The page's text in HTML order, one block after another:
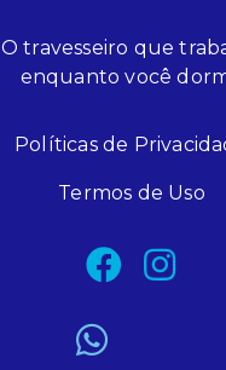
O travesseiro que
enquanto você
Políticas de
Termos de Uso